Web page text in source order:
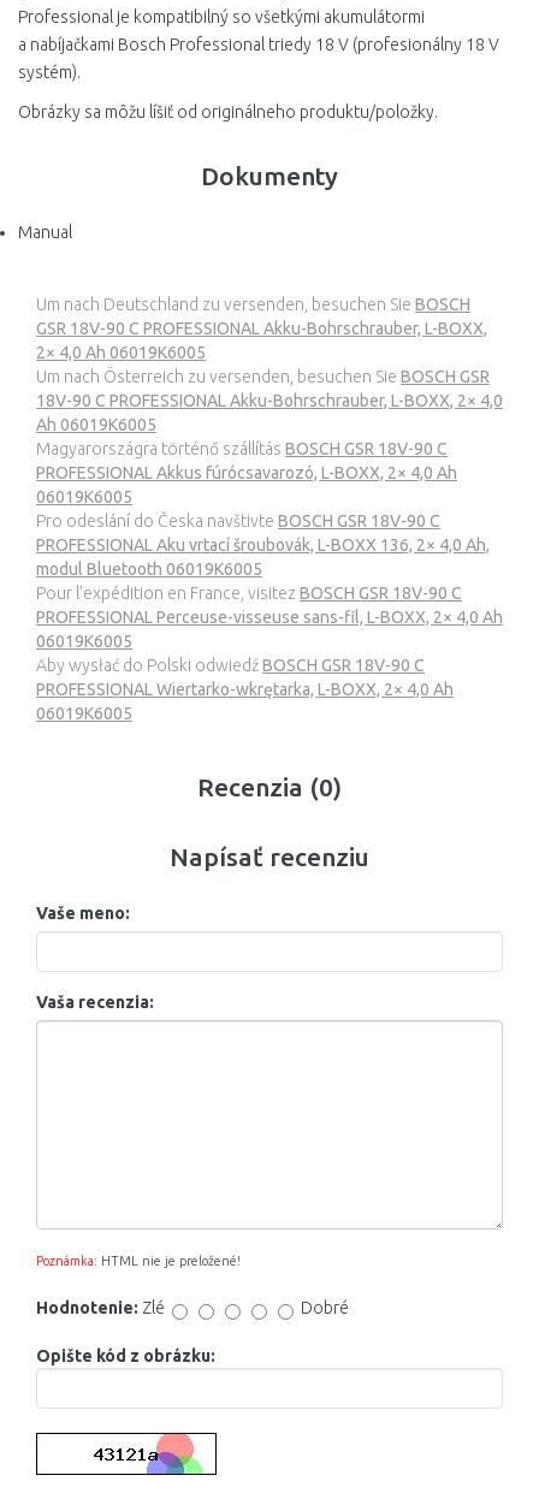
Professional je kompatibilný so všetkými akumulátormi
a nabíjačkami Bosch Professional triedy 18 V (profesionálny 18 V
systém).
Obrázky sa môžu líšiť od originálneho produktu/položky.
Dokumenty
Manual
Um nach Deutschland zu versenden, besuchen Sie BOSCH
GSR 18V-90 C PROFESSIONAL Akku-Bohrschrauber, L-BOXX,
2× 4,0 Ah 06019K6005
Um nach Österreich zu versenden, besuchen Sie BOSCH GSR
18V-90 C PROFESSIONAL Akku-Bohrschrauber, L-BOXX, 2× 4,0
Ah 06019K6005
Magyarországra történő szállítás BOSCH GSR 18V-90 C
PROFESSIONAL Akkus fúrócsavarozó, L-BOXX, 2× 4,0 Ah
06019K6005
Pro odeslání do Česka navštivte BOSCH GSR 18V-90 C
PROFESSIONAL Aku vrtací šroubovák, L-BOXX 136, 2× 4,0 Ah,
modul Bluetooth 06019K6005
Pour l’expédition en France, visitez BOSCH GSR 18V-90 C
PROFESSIONAL Perceuse-visseuse sans-fil, L-BOXX, 2× 4,0 Ah
06019K6005
Aby wysłać do Polski odwiedźBOSCH GSR 18V-90 C
PROFESSIONAL Wiertarko-wkrętarka, L-BOXX, 2× 4,0 Ah
06019K6005
Recenzia (0)
Napísať recenziu
Vaše meno:
Vaša recenzia:
Poznámka: HTML nie je preložené!
Hodnotenie: Zlé Dobré
Opište kód z obrázku: